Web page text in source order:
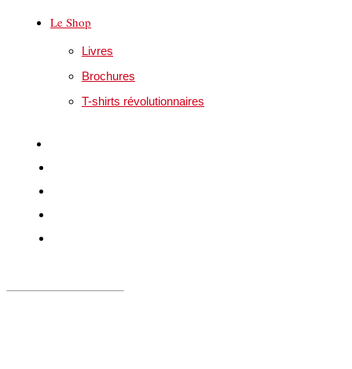
Le Shop
Livres
Brochures
T-shirts révolutionnaires